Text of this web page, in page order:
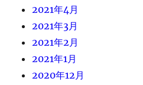
2021年4月
2021年3月
2021年2月
2021年1月
2020年12月